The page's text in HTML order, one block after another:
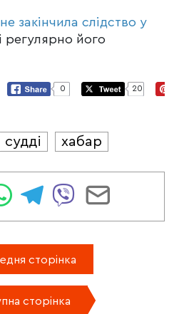
закінчила слідство у
і регулярно його
0 20
судді хабар
сторінка
сторінка